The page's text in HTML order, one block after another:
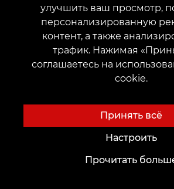
г. Каменское
Проспект Свободы,
Дата открытия: 31 марта
+380952011108
улучшить ваш просмотр,
персонализированную
контент, а также
трафик. Нажимая
соглашаетесь на
cookie.
Принять всё
Настроить
Прочитать